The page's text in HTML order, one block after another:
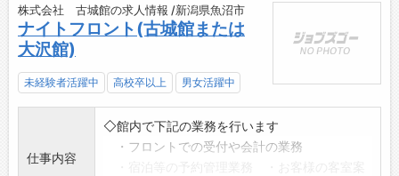
株式会社 古城館の求人情報 /新潟県魚沼市
ナイトフロント(古城館または
大沢館)
未経験者活躍中 高校卒以上 男女活躍中
仕事内容
◇館内で下記の業務を行います
・フロントでの受付や会計の業務